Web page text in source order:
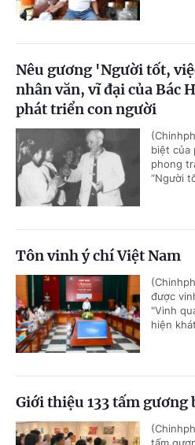
Nêu gương 'Người tốt,
nhân văn, vĩ đại của Bác
phát triển con người
biệt của
phong
“Người
Tôn vinh ý chí Việt Nam
được
"Vinh
hiện
Giới thiệu 133 tấm gương